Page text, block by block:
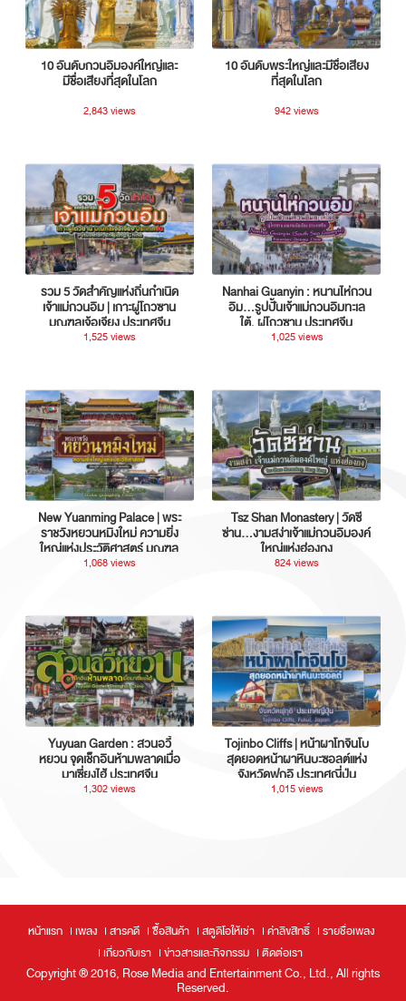
10 อันดับกวนอิมองค์ใหญ่และ
มีชื่อเสียงที่สุดในโลก
2,843 views
10 อันดับพระใหญ่และมีชื่อเสียง
ที่สุดในโลก
942 views
รวม 5 วัดสำคัญแห่งถิ่นกำเนิด
เจ้าแม่กวนอิม | เกาะผู่โถวซาน
มณฑลเจ้อเจียง ประเทศจีน
1,525 views
Nanhai Guanyin : หนานไห่กวน
อิม...รูปปั้นเจ้าแม่กวนอิมทะเล
ใต้, ผู่โถวซาน ประเทศจีน
1,025 views
New Yuanming Palace | พระ
ราชวังหยวนหมิงใหม่ ความยิ่ง
ใหญ่แห่งประวัติศาสตร์ มณฑล
กวางตุ้ง ประเทศจีน
1,068 views
Tsz Shan Monastery | วัดซี
ซ่าน…งามสง่าเจ้าแม่กวนอิมองค์
ใหญ่แห่งฮ่องกง
824 views
Yuyuan Garden : สวนอวี้
หยวน จุดเช็กอินห้ามพลาดเมื่อ
มาเซี่ยงไฮ้ ประเทศจีน
1,302 views
Tojinbo Cliffs | หน้าผาโทจินโบ
สุดยอดหน้าผาหินบะซอลต์แห่ง
จังหวัดฟุกุอิ ประเทศญี่ปุ่น
1,015 views
หน้าแรก เพลง สารคดี ซื้อสินค้า สตูดิโอให้เช่า ค่าลิขสิทธิ์
รายชื่อเพลง
เกี่ยวกับเรา
ข่าวสารและกิจกรรม ติดต่อเรา
Copyright ® 2016, Rose Media and Entertainment Co., Ltd., All rights
Reserved.